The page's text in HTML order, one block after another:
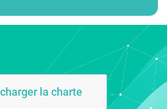
la charte